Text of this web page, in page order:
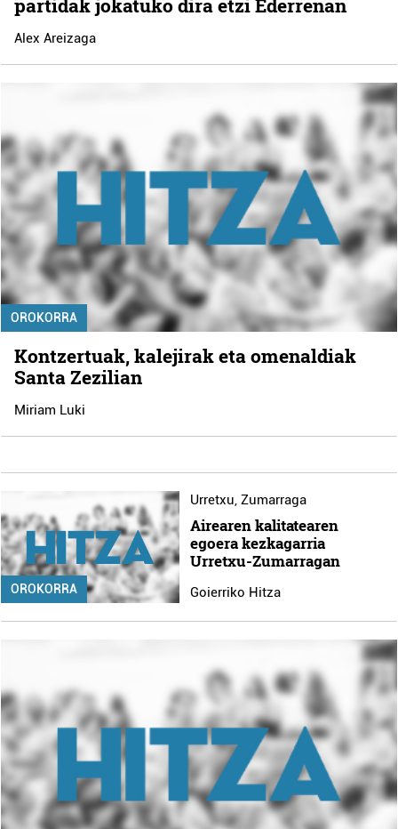
partidak jokatuko dira etzi Ederrenan
Alex Areizaga
OROKORRA
Kontzertuak, kalejirak eta omenaldiak
Santa Zezilian
Miriam Luki
OROKORRA
Urretxu, Zumarraga
Airearen kalitatearen
egoera kezkagarria
Urretxu-Zumarragan
Goierriko Hitza